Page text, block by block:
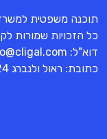
תוכנה משפטית
כל הזכויות שמורות
דוא"ל:
כתובת: ראול ולנברג 24, תל אביב